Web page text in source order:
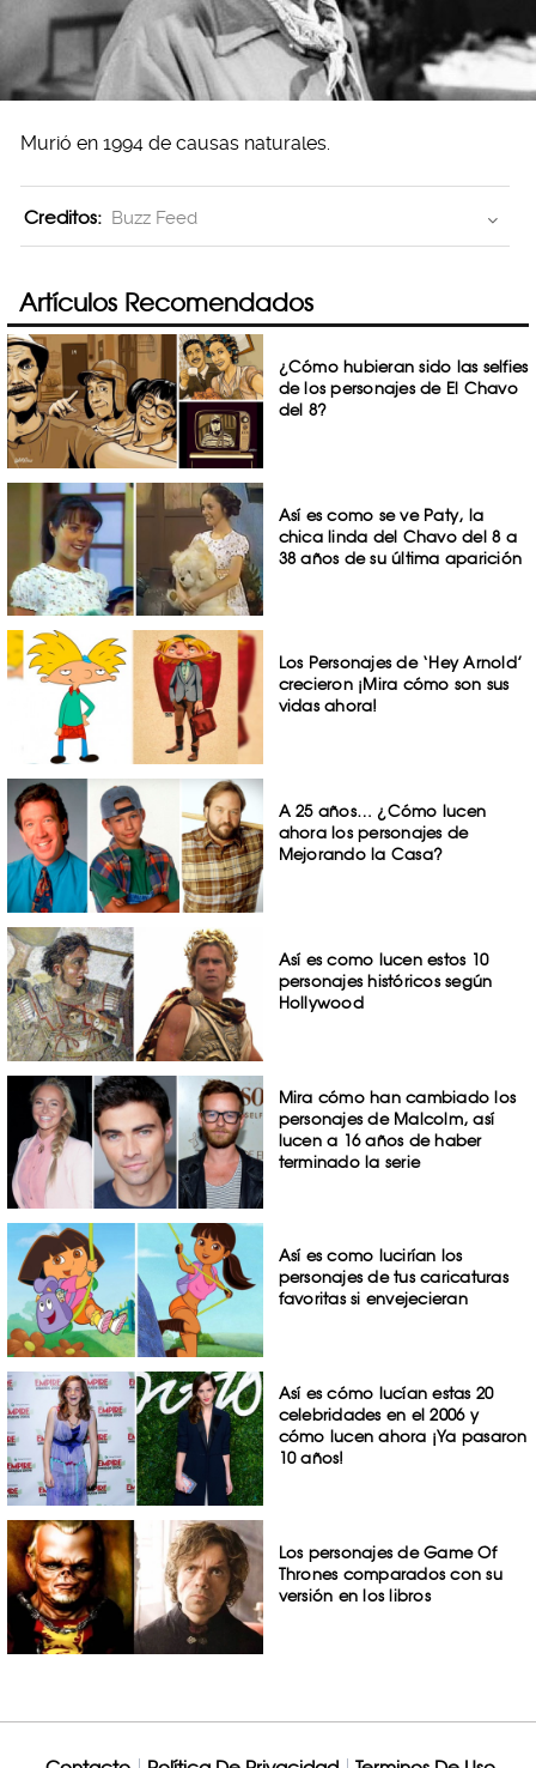
Murió en 1994 de causas naturales.
Creditos: Buzz Feed
Artículos Recomendados
¿Cómo hubieran sido las selfies
de los personajes de El Chavo
del 8?
Así es como se ve Paty, la
chica linda del Chavo del 8 a
38 años de su última aparición
Los Personajes de ‘Hey Arnold’
crecieron ¡Mira cómo son sus
vidas ahora!
A 25 años… ¿Cómo lucen
ahora los personajes de
Mejorando la Casa?
Así es como lucen estos 10
personajes históricos según
Hollywood
Mira cómo han cambiado los
personajes de Malcolm, así
lucen a 16 años de haber
terminado la serie
Así es como lucirían los
personajes de tus caricaturas
favoritas si envejecieran
Así es cómo lucían estas 20
celebridades en el 2006 y
cómo lucen ahora ¡Ya pasaron
10 años!
Los personajes de Game Of
Thrones comparados con su
versión en los libros